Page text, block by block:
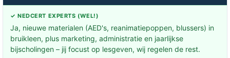
✓ NEDCERT EXPERTS (WEL!)
Ja, nieuwe materialen (AED's, reanimatiepoppen, blussers) in
bruikleen, plus marketing, administratie en jaarlijkse
bijscholingen – jij focust op lesgeven, wij regelen de rest.